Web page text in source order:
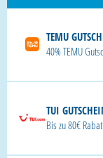
TEMU
40% TEMU
TUI
Bis zu 80€